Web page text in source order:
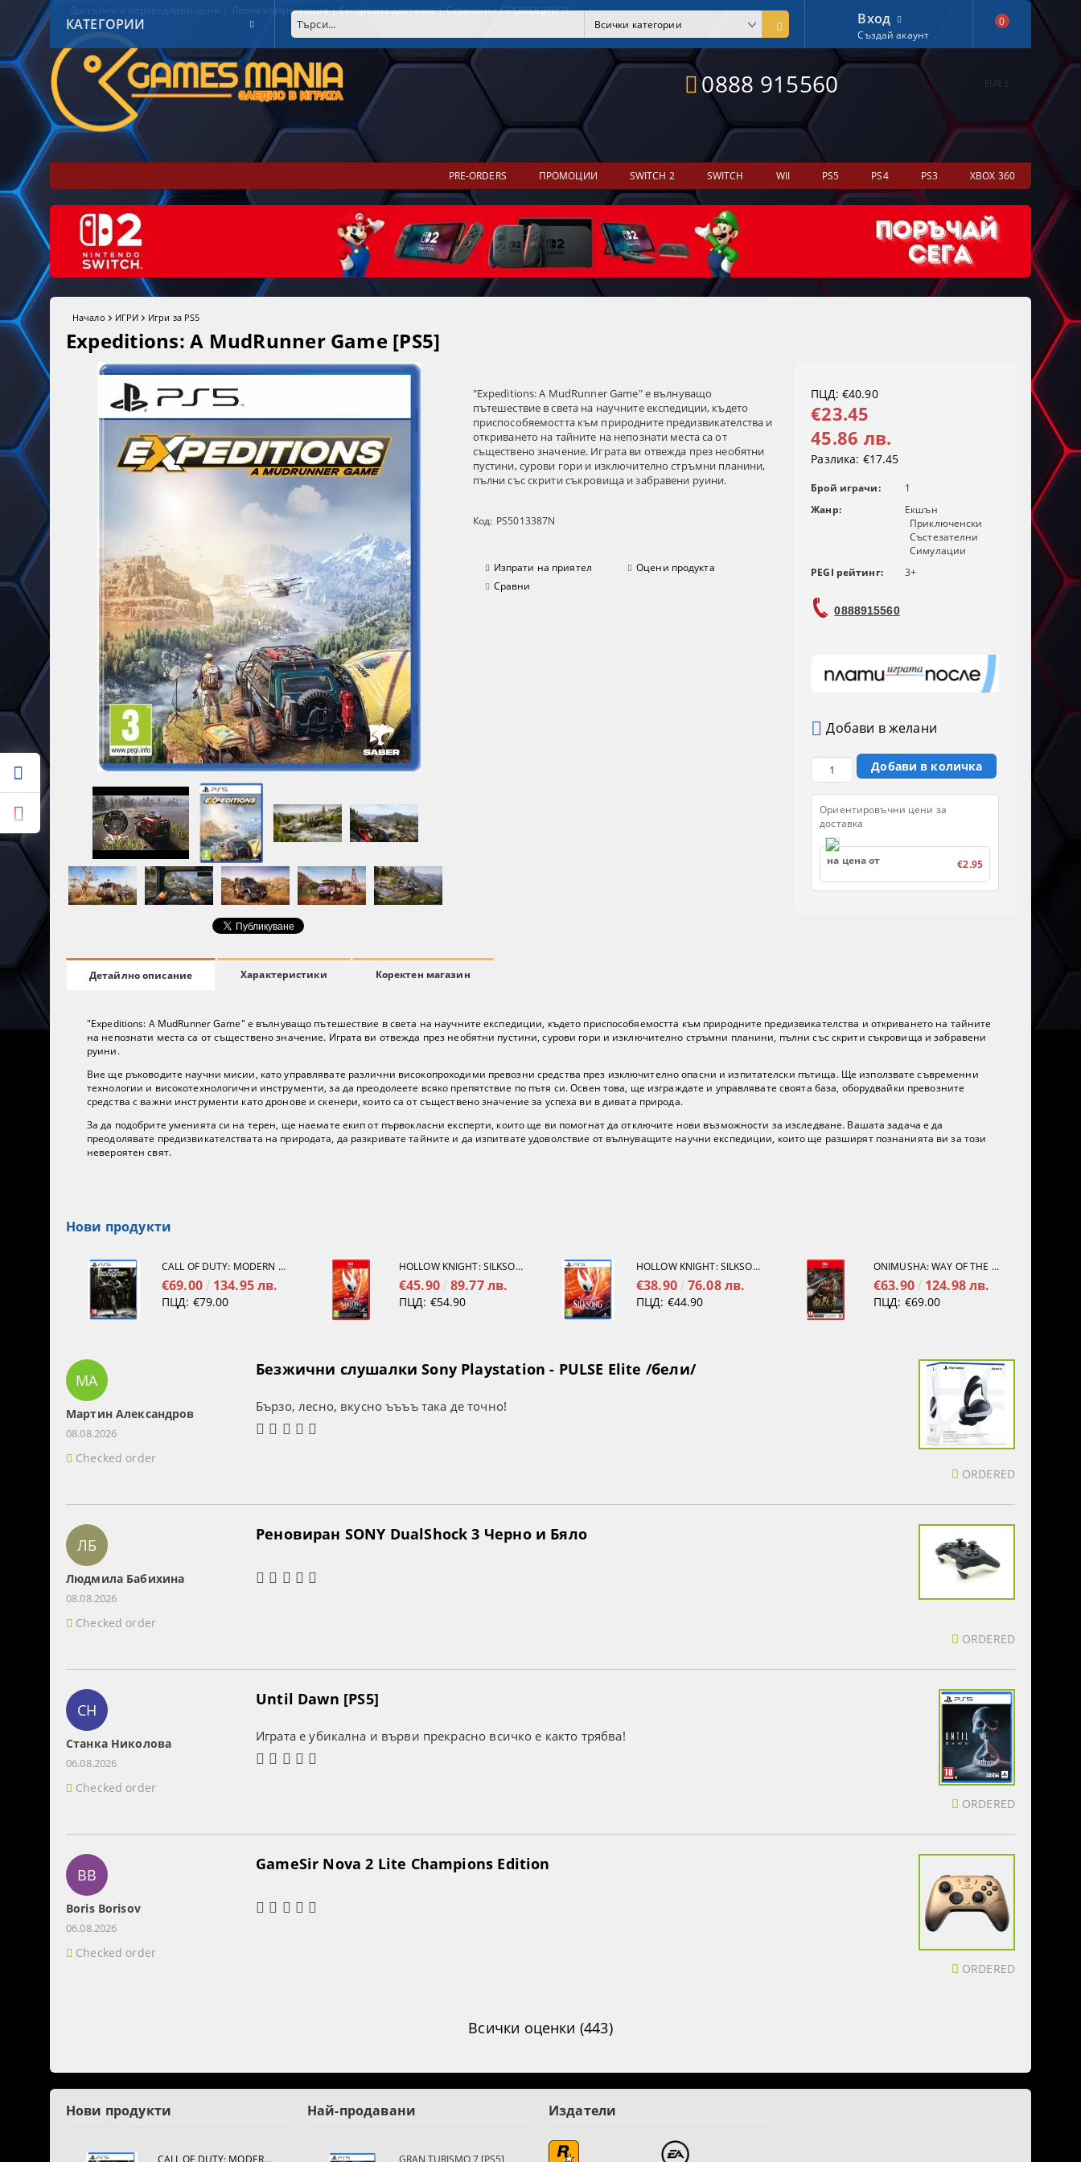
Достъпни и справедливи цени | Лесна комуникация | Експресна доставка | Страхотни ПРОМОЦИИ !!!
0888 915560 EUR
КАТЕГОРИИ Вход
Създай акаунт
0
PRE-ORDERS ПРОМОЦИИ SWITCH 2 SWITCH WII PS5 PS4 PS3 XBOX 360
Начало ИГРИ Игри за PS5
Expeditions: A MudRunner Game [PS5]
"Expeditions: A MudRunner Game" е вълнуващо
пътешествие в света на научните експедиции, където
приспособяемостта към природните предизвикателства и
откриването на тайните на непознати места са от
съществено значение. Играта ви отвежда през необятни
пустини, сурови гори и изключително стръмни планини,
пълни със скрити съкровища и забравени руини.
Код: PS5013387N
Изпрати на приятел
Оцени продукта
Сравни
ПЦД: €40.90
€23.45
45.86 лв.
Разлика: €17.45
Брой играчи:
1
Жанр:
Екшън
Приключенски
Състезателни
Симулации
PEGI рейтинг:
3+
0888915560
Добави в желани
Ориентировъчни цени за
доставка
на цена от €2.95
Детайлно описание Характеристики Коректен магазин
"Expeditions: A MudRunner Game" е вълнуващо пътешествие в света на научните експедиции, където приспособяемостта към природните предизвикателства и откриването на тайните
на непознати места са от съществено значение. Играта ви отвежда през необятни пустини, сурови гори и изключително стръмни планини, пълни със скрити съкровища и забравени
руини.
Вие ще ръководите научни мисии, като управлявате различни високопроходими превозни средства през изключително опасни и изпитателски пътища. Ще използвате съвременни
технологии и високотехнологични инструменти, за да преодолеете всяко препятствие по пътя си. Освен това, ще изграждате и управлявате своята база, оборудвайки превозните
средства с важни инструменти като дронове и скенери, които са от съществено значение за успеха ви в дивата природа.
За да подобрите уменията си на терен, ще наемате екип от първокласни експерти, които ще ви помогнат да отключите нови възможности за изследване. Вашата задача е да
преодолявате предизвикателствата на природата, да разкривате тайните и да изпитвате удоволствие от вълнуващите научни експедиции, които ще разширят познанията ви за този
невероятен свят.
Нови продукти
CALL OF DUTY: MODERN WARFARE 4[PS5]
€69.00 134.95 лв.
ПЦД: €79.00
HOLLOW KNIGHT: SILKSONG [NINTENDO SWITCH 2]
€45.90 89.77 лв.
ПЦД: €54.90
HOLLOW KNIGHT: SILKSONG [PS5]
€38.90 76.08 лв.
ПЦД: €44.90
ONIMUSHA: WAY OF THE SWORD [NINTENDO SWITCH 2]
€63.90 124.98 лв.
ПЦД: €69.00
МА
Мартин Александров
08.08.2026
Checked order
Безжични слушалки Sony Playstation - PULSE Elite /бели/
Бързо, лесно, вкусно ъъъъ така де точно!
ORDERED
ЛБ
Людмила Бабихина
08.08.2026
Checked order
Реновиран SONY DualShock 3 Черно и Бяло
ORDERED
СН
Станка Николова
06.08.2026
Checked order
Until Dawn [PS5]
Играта е убикална и върви прекрасно всичко е както трябва!
ORDERED
BB
Boris Borisov
06.08.2026
Checked order
GameSir Nova 2 Lite Champions Edition
ORDERED
Всички оценки (443)
Нови продукти
CALL OF DUTY: MODERN WARFARE 4[PS5]
Най-продавани
GRAN TURISMO 7 [PS5]
Издатели